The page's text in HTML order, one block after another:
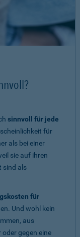
sinnvoll für jede
für
als bei einer
sie auf ihren
sind als
für
Und wohl kein
aus
gegen eine